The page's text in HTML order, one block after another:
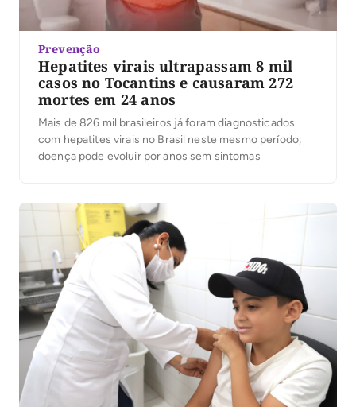
Prevenção
Hepatites virais ultrapassam 8 mil
casos no Tocantins e causaram 272
mortes em 24 anos
Mais de 826 mil brasileiros já foram diagnosticados
com hepatites virais no Brasil neste mesmo período;
doença pode evoluir por anos sem sintomas